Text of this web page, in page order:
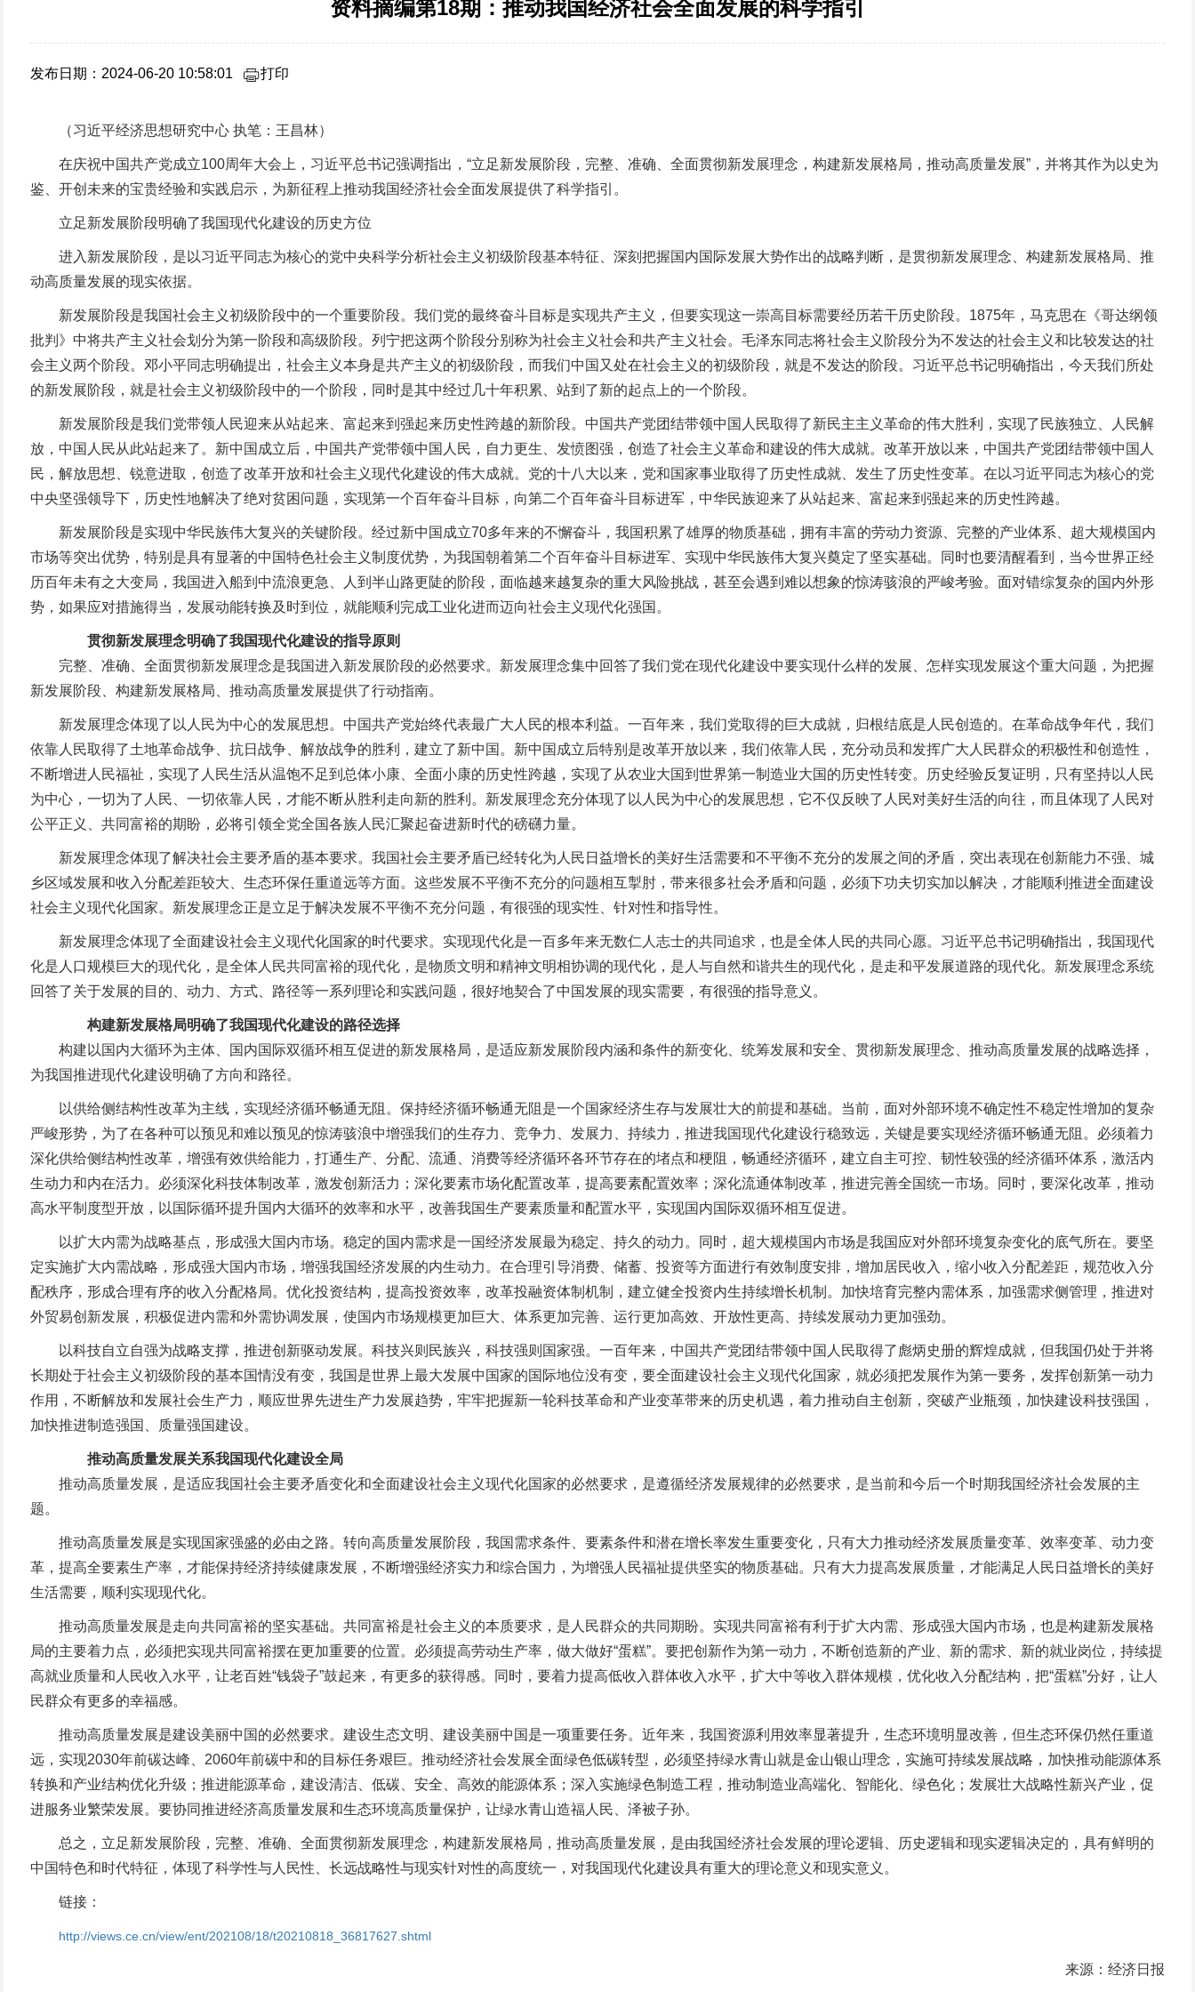
资料摘编第18期：推动我国经济社会全面发展的科学指引
发布日期：2024-06-20 10:58:01 打印
（习近平经济思想研究中心 执笔：王昌林）
在庆祝中国共产党成立100周年大会上，习近平总书记强调指出，“立足新发展阶段，完整、准确、全面贯彻新发展理念，构建新发展格局，推动高质量发展”，并将其作为以史为
鉴、开创未来的宝贵经验和实践启示，为新征程上推动我国经济社会全面发展提供了科学指引。
立足新发展阶段明确了我国现代化建设的历史方位
进入新发展阶段，是以习近平同志为核心的党中央科学分析社会主义初级阶段基本特征、深刻把握国内国际发展大势作出的战略判断，是贯彻新发展理念、构建新发展格局、推
动高质量发展的现实依据。
新发展阶段是我国社会主义初级阶段中的一个重要阶段。我们党的最终奋斗目标是实现共产主义，但要实现这一崇高目标需要经历若干历史阶段。1875年，马克思在《哥达纲领
批判》中将共产主义社会划分为第一阶段和高级阶段。列宁把这两个阶段分别称为社会主义社会和共产主义社会。毛泽东同志将社会主义阶段分为不发达的社会主义和比较发达的社
会主义两个阶段。邓小平同志明确提出，社会主义本身是共产主义的初级阶段，而我们中国又处在社会主义的初级阶段，就是不发达的阶段。习近平总书记明确指出，今天我们所处
的新发展阶段，就是社会主义初级阶段中的一个阶段，同时是其中经过几十年积累、站到了新的起点上的一个阶段。
新发展阶段是我们党带领人民迎来从站起来、富起来到强起来历史性跨越的新阶段。中国共产党团结带领中国人民取得了新民主主义革命的伟大胜利，实现了民族独立、人民解
放，中国人民从此站起来了。新中国成立后，中国共产党带领中国人民，自力更生、发愤图强，创造了社会主义革命和建设的伟大成就。改革开放以来，中国共产党团结带领中国人
民，解放思想、锐意进取，创造了改革开放和社会主义现代化建设的伟大成就。党的十八大以来，党和国家事业取得了历史性成就、发生了历史性变革。在以习近平同志为核心的党
中央坚强领导下，历史性地解决了绝对贫困问题，实现第一个百年奋斗目标，向第二个百年奋斗目标进军，中华民族迎来了从站起来、富起来到强起来的历史性跨越。
新发展阶段是实现中华民族伟大复兴的关键阶段。经过新中国成立70多年来的不懈奋斗，我国积累了雄厚的物质基础，拥有丰富的劳动力资源、完整的产业体系、超大规模国内
市场等突出优势，特别是具有显著的中国特色社会主义制度优势，为我国朝着第二个百年奋斗目标进军、实现中华民族伟大复兴奠定了坚实基础。同时也要清醒看到，当今世界正经
历百年未有之大变局，我国进入船到中流浪更急、人到半山路更陡的阶段，面临越来越复杂的重大风险挑战，甚至会遇到难以想象的惊涛骇浪的严峻考验。面对错综复杂的国内外形
势，如果应对措施得当，发展动能转换及时到位，就能顺利完成工业化进而迈向社会主义现代化强国。
贯彻新发展理念明确了我国现代化建设的指导原则
完整、准确、全面贯彻新发展理念是我国进入新发展阶段的必然要求。新发展理念集中回答了我们党在现代化建设中要实现什么样的发展、怎样实现发展这个重大问题，为把握
新发展阶段、构建新发展格局、推动高质量发展提供了行动指南。
新发展理念体现了以人民为中心的发展思想。中国共产党始终代表最广大人民的根本利益。一百年来，我们党取得的巨大成就，归根结底是人民创造的。在革命战争年代，我们
依靠人民取得了土地革命战争、抗日战争、解放战争的胜利，建立了新中国。新中国成立后特别是改革开放以来，我们依靠人民，充分动员和发挥广大人民群众的积极性和创造性，
不断增进人民福祉，实现了人民生活从温饱不足到总体小康、全面小康的历史性跨越，实现了从农业大国到世界第一制造业大国的历史性转变。历史经验反复证明，只有坚持以人民
为中心，一切为了人民、一切依靠人民，才能不断从胜利走向新的胜利。新发展理念充分体现了以人民为中心的发展思想，它不仅反映了人民对美好生活的向往，而且体现了人民对
公平正义、共同富裕的期盼，必将引领全党全国各族人民汇聚起奋进新时代的磅礴力量。
新发展理念体现了解决社会主要矛盾的基本要求。我国社会主要矛盾已经转化为人民日益增长的美好生活需要和不平衡不充分的发展之间的矛盾，突出表现在创新能力不强、城
乡区域发展和收入分配差距较大、生态环保任重道远等方面。这些发展不平衡不充分的问题相互掣肘，带来很多社会矛盾和问题，必须下功夫切实加以解决，才能顺利推进全面建设
社会主义现代化国家。新发展理念正是立足于解决发展不平衡不充分问题，有很强的现实性、针对性和指导性。
新发展理念体现了全面建设社会主义现代化国家的时代要求。实现现代化是一百多年来无数仁人志士的共同追求，也是全体人民的共同心愿。习近平总书记明确指出，我国现代
化是人口规模巨大的现代化，是全体人民共同富裕的现代化，是物质文明和精神文明相协调的现代化，是人与自然和谐共生的现代化，是走和平发展道路的现代化。新发展理念系统
回答了关于发展的目的、动力、方式、路径等一系列理论和实践问题，很好地契合了中国发展的现实需要，有很强的指导意义。
构建新发展格局明确了我国现代化建设的路径选择
构建以国内大循环为主体、国内国际双循环相互促进的新发展格局，是适应新发展阶段内涵和条件的新变化、统筹发展和安全、贯彻新发展理念、推动高质量发展的战略选择，
为我国推进现代化建设明确了方向和路径。
以供给侧结构性改革为主线，实现经济循环畅通无阻。保持经济循环畅通无阻是一个国家经济生存与发展壮大的前提和基础。当前，面对外部环境不确定性不稳定性增加的复杂
严峻形势，为了在各种可以预见和难以预见的惊涛骇浪中增强我们的生存力、竞争力、发展力、持续力，推进我国现代化建设行稳致远，关键是要实现经济循环畅通无阻。必须着力
深化供给侧结构性改革，增强有效供给能力，打通生产、分配、流通、消费等经济循环各环节存在的堵点和梗阻，畅通经济循环，建立自主可控、韧性较强的经济循环体系，激活内
生动力和内在活力。必须深化科技体制改革，激发创新活力；深化要素市场化配置改革，提高要素配置效率；深化流通体制改革，推进完善全国统一市场。同时，要深化改革，推动
高水平制度型开放，以国际循环提升国内大循环的效率和水平，改善我国生产要素质量和配置水平，实现国内国际双循环相互促进。
以扩大内需为战略基点，形成强大国内市场。稳定的国内需求是一国经济发展最为稳定、持久的动力。同时，超大规模国内市场是我国应对外部环境复杂变化的底气所在。要坚
定实施扩大内需战略，形成强大国内市场，增强我国经济发展的内生动力。在合理引导消费、储蓄、投资等方面进行有效制度安排，增加居民收入，缩小收入分配差距，规范收入分
配秩序，形成合理有序的收入分配格局。优化投资结构，提高投资效率，改革投融资体制机制，建立健全投资内生持续增长机制。加快培育完整内需体系，加强需求侧管理，推进对
外贸易创新发展，积极促进内需和外需协调发展，使国内市场规模更加巨大、体系更加完善、运行更加高效、开放性更高、持续发展动力更加强劲。
以科技自立自强为战略支撑，推进创新驱动发展。科技兴则民族兴，科技强则国家强。一百年来，中国共产党团结带领中国人民取得了彪炳史册的辉煌成就，但我国仍处于并将
长期处于社会主义初级阶段的基本国情没有变，我国是世界上最大发展中国家的国际地位没有变，要全面建设社会主义现代化国家，就必须把发展作为第一要务，发挥创新第一动力
作用，不断解放和发展社会生产力，顺应世界先进生产力发展趋势，牢牢把握新一轮科技革命和产业变革带来的历史机遇，着力推动自主创新，突破产业瓶颈，加快建设科技强国，
加快推进制造强国、质量强国建设。
推动高质量发展关系我国现代化建设全局
推动高质量发展，是适应我国社会主要矛盾变化和全面建设社会主义现代化国家的必然要求，是遵循经济发展规律的必然要求，是当前和今后一个时期我国经济社会发展的主
题。
推动高质量发展是实现国家强盛的必由之路。转向高质量发展阶段，我国需求条件、要素条件和潜在增长率发生重要变化，只有大力推动经济发展质量变革、效率变革、动力变
革，提高全要素生产率，才能保持经济持续健康发展，不断增强经济实力和综合国力，为增强人民福祉提供坚实的物质基础。只有大力提高发展质量，才能满足人民日益增长的美好
生活需要，顺利实现现代化。
推动高质量发展是走向共同富裕的坚实基础。共同富裕是社会主义的本质要求，是人民群众的共同期盼。实现共同富裕有利于扩大内需、形成强大国内市场，也是构建新发展格
局的主要着力点，必须把实现共同富裕摆在更加重要的位置。必须提高劳动生产率，做大做好“蛋糕”。要把创新作为第一动力，不断创造新的产业、新的需求、新的就业岗位，持续提
高就业质量和人民收入水平，让老百姓“钱袋子”鼓起来，有更多的获得感。同时，要着力提高低收入群体收入水平，扩大中等收入群体规模，优化收入分配结构，把“蛋糕”分好，让人
民群众有更多的幸福感。
推动高质量发展是建设美丽中国的必然要求。建设生态文明、建设美丽中国是一项重要任务。近年来，我国资源利用效率显著提升，生态环境明显改善，但生态环保仍然任重道
远，实现2030年前碳达峰、2060年前碳中和的目标任务艰巨。推动经济社会发展全面绿色低碳转型，必须坚持绿水青山就是金山银山理念，实施可持续发展战略，加快推动能源体系
转换和产业结构优化升级；推进能源革命，建设清洁、低碳、安全、高效的能源体系；深入实施绿色制造工程，推动制造业高端化、智能化、绿色化；发展壮大战略性新兴产业，促
进服务业繁荣发展。要协同推进经济高质量发展和生态环境高质量保护，让绿水青山造福人民、泽被子孙。
总之，立足新发展阶段，完整、准确、全面贯彻新发展理念，构建新发展格局，推动高质量发展，是由我国经济社会发展的理论逻辑、历史逻辑和现实逻辑决定的，具有鲜明的
中国特色和时代特征，体现了科学性与人民性、长远战略性与现实针对性的高度统一，对我国现代化建设具有重大的理论意义和现实意义。
链接：
http://views.ce.cn/view/ent/202108/18/t20210818_36817627.shtml
来源：经济日报